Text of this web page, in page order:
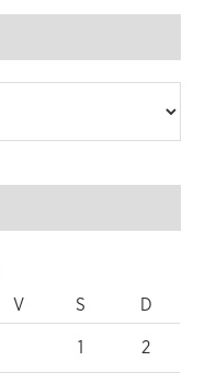
V S D
1 2